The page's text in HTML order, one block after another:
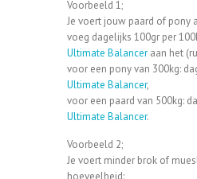
Voorbeeld 1;
Je voert jouw paard of pony
voeg dagelijks 100gr per
Ultimate Balancer aan het
voor een pony van 300kg:
Ultimate Balancer,
voor een paard van 500kg:
Ultimate Balancer.
Voorbeeld 2;
Je voert minder brok of
hoeveelheid: